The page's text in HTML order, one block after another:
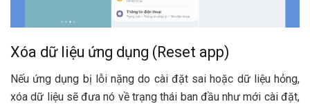
Xóa dữ liệu ứng dụng (Reset app)
Nếu ứng dụng bị lỗi nặng do cài đặt sai hoặc dữ liệu hỏng,
xóa dữ liệu sẽ đưa nó về trạng thái ban đầu như mới cài đặt,